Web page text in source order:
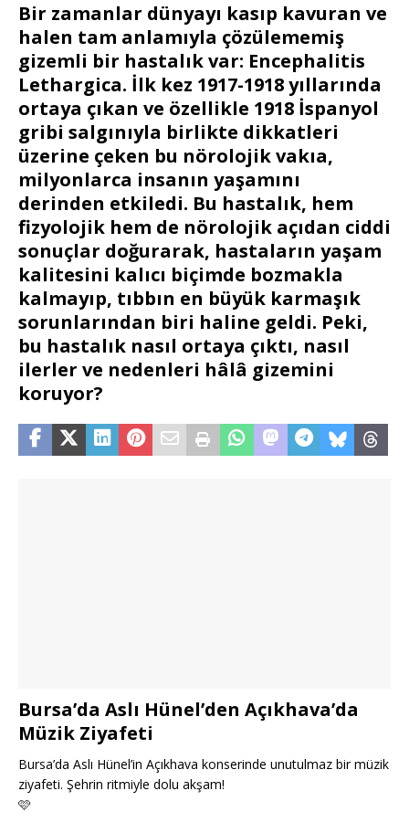
Bir zamanlar dünyayı kasıp kavuran ve
halen tam anlamıyla çözülememiş
gizemli bir hastalık var: Encephalitis
Lethargica. İlk kez 1917-1918 yıllarında
ortaya çıkan ve özellikle 1918 İspanyol
gribi salgınıyla birlikte dikkatleri
üzerine çeken bu nörolojik vakıa,
milyonlarca insanın yaşamını
derinden etkiledi. Bu hastalık, hem
fizyolojik hem de nörolojik açıdan ciddi
sonuçlar doğurarak, hastaların yaşam
kalitesini kalıcı biçimde bozmakla
kalmayıp, tıbbın en büyük karmaşık
sorunlarından biri haline geldi. Peki,
bu hastalık nasıl ortaya çıktı, nasıl
ilerler ve nedenleri hâlâ gizemini
koruyor?
Bursa’da Aslı Hünel’den Açıkhava’da
Müzik Ziyafeti
Bursa’da Aslı Hünel’in Açıkhava konserinde unutulmaz bir müzik
ziyafeti. Şehrin ritmiyle dolu akşam!
🩷